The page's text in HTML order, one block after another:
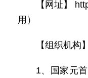
【网址】
用）
【组织机构】
1、国家元